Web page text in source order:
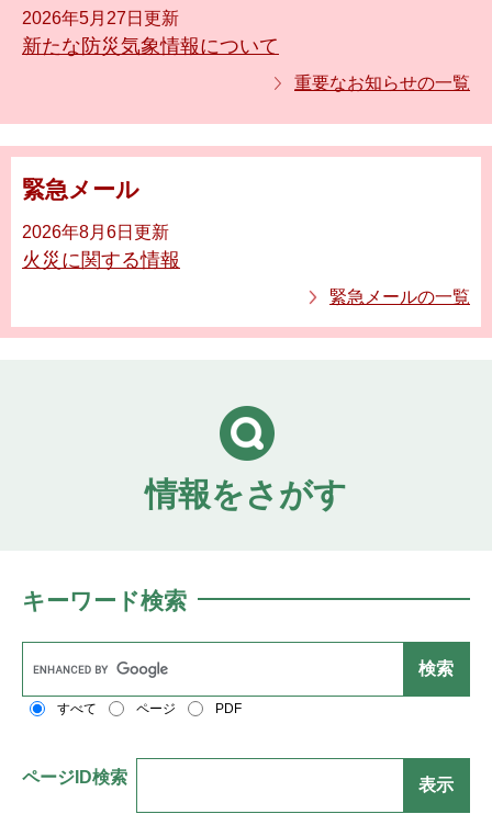
2026年5月27日更新
新たな防災気象情報について
重要なお知らせの一覧
緊急メール
2026年8月6日更新
火災に関する情報
緊急メールの一覧
情報をさがす
キーワード検索
o
e
すべて ページ PDF
ページID検索